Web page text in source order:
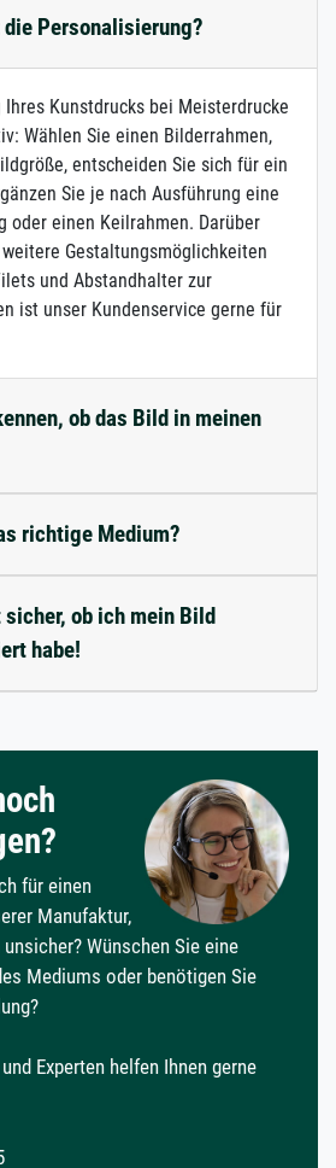
Personalisierung?
Kunstdrucks bei Meisterdrucke
Wählen Sie einen Bilderrahmen,
entscheiden Sie sich für ein
Sie je nach Ausführung eine
oder einen Keilrahmen. Darüber
Gestaltungsmöglichkeiten
und Abstandhalter zur
ist unser Kundenservice gerne für
ob das Bild in meinen
richtige Medium?
ob ich mein Bild
habe!
für einen
Manufaktur,
Wünschen Sie eine
Mediums oder benötigen Sie
Experten helfen Ihnen gerne